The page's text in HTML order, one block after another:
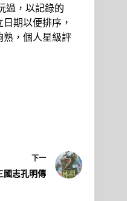
過，以記錄的
期以便排序，
熟，個人星級評
下一
國志孔明傳